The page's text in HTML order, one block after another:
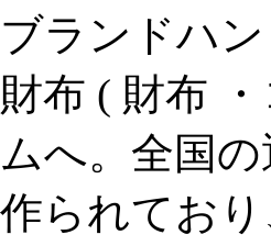
ブランドハ
財布 ( 財布
ムへ。全国
作られてお